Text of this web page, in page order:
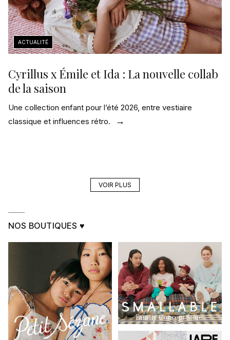
Cyrillus x Émile et Ida : La nouvelle collab
de la saison
Une collection enfant pour l’été 2026, entre vestiaire
classique et influences rétro.
VOIR PLUS
NOS BOUTIQUES ♥